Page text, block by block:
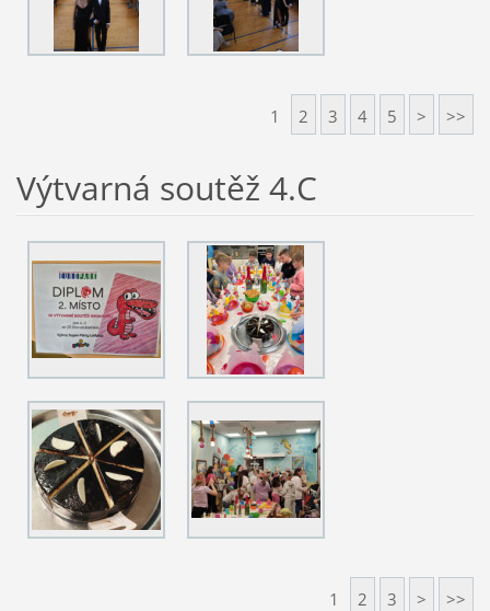
1 2 3 4 5 > >>
Výtvarná soutěž 4.C
1 2 3 > >>